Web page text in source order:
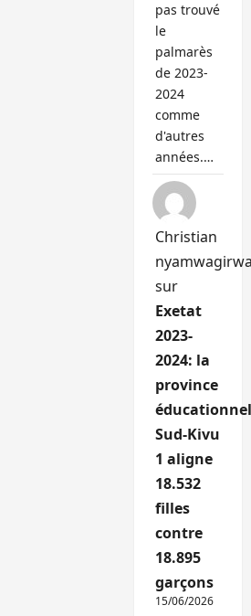
pas trouvé
le
palmarès
de 2023-
2024
comme
d'autres
années.…
Christian
sur
Exetat
2023-
2024: la
province
Sud-Kivu
1 aligne
18.532
filles
contre
18.895
garçons
15/06/2026